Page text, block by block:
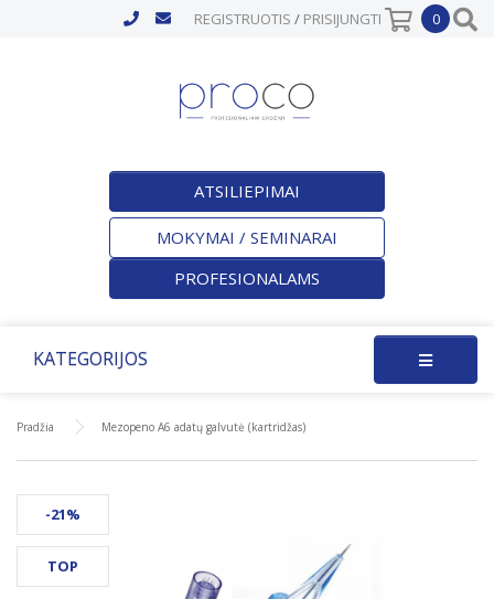
REGISTRUOTIS / PRISIJUNGTI 0
ATSILIEPIMAI
MOKYMAI / SEMINARAI
PROFESIONALAMS
KATEGORIJOS
Pradžia Mezopeno A6 adatų galvutė (kartridžas)
-21%
TOP